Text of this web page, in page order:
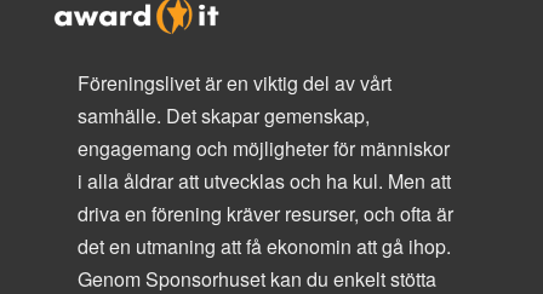
Föreningslivet är en viktig del av vårt
samhälle. Det skapar gemenskap,
engagemang och möjligheter för människor
i alla åldrar att utvecklas och ha kul. Men att
driva en förening kräver resurser, och ofta är
det en utmaning att få ekonomin att gå ihop.
Genom Sponsorhuset kan du enkelt stötta